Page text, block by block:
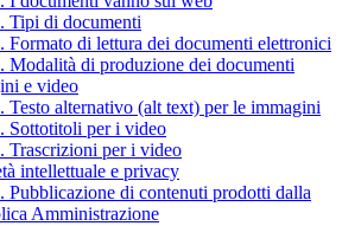
Tipi di documenti
Formato di lettura dei documenti elettronici
Modalità di produzione dei documenti
e video
Testo alternativo (alt text) per le immagini
Sottotitoli per i video
Trascrizioni per i video
intellettuale e privacy
Pubblicazione di contenuti prodotti dalla
Amministrazione